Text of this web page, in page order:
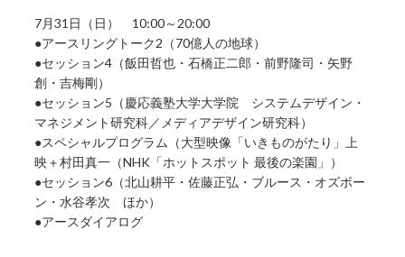
7月31日（日） 10:00～20:00
●アースリングトーク2（70億人の地球）
●セッション4（飯田哲也・石橋正二郎・前野隆司・矢野
創・吉梅剛）
●セッション5（慶応義塾大学大学院 システムデザイン・
マネジメント研究科／メディアデザイン研究科）
●スペシャルプログラム（大型映像「いきものがたり」上
映＋村田真一（NHK「ホットスポット 最後の楽園」）
●セッション6（北山耕平・佐藤正弘・ブルース・オズボー
ン・水谷孝次 ほか）
●アースダイアログ